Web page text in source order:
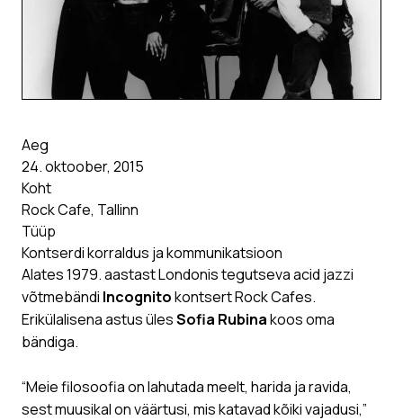
Aeg
24. oktoober, 2015
Koht
Rock Cafe, Tallinn
Tüüp
Kontserdi korraldus ja kommunikatsioon
Alates 1979. aastast Londonis tegutseva acid jazzi
võtmebändi Incognitokontsert Rock Cafes.
Erikülalisena astus ülesSofia Rubinakoos oma
bändiga.
“Meie filosoofia on lahutada meelt, harida ja ravida,
sest muusikal on väärtusi, mis katavad kõiki vajadusi,”